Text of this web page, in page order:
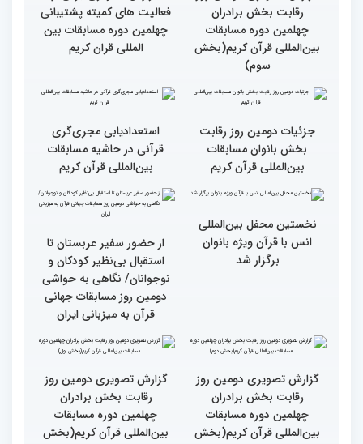
گزارش تصویری دومین روز
رقابت بخش برادران
چهلمین دوره مسابقات
بین‌المللی قرآن کریم(بخش
سوم)
گزارش تصویری برگی از
چهلمین دوره مسابقات بین
المللی قران کریم
جزئیات دومین روز رقابت
بین‌المللی قرآن کریم
استعدادیابی مجری‌گری
قرآنی در حاشیه مسابقات
از حضور سفیر عربستان تا
استقبال بی‌نظیر کودکان و
نوجوانان/ نگاهی به حواشی
دومین روز مسابقات جهانی
قرآن به میزبانی ایران
گزارش تصویری دومین روز
گزارش تصویری دومین روز